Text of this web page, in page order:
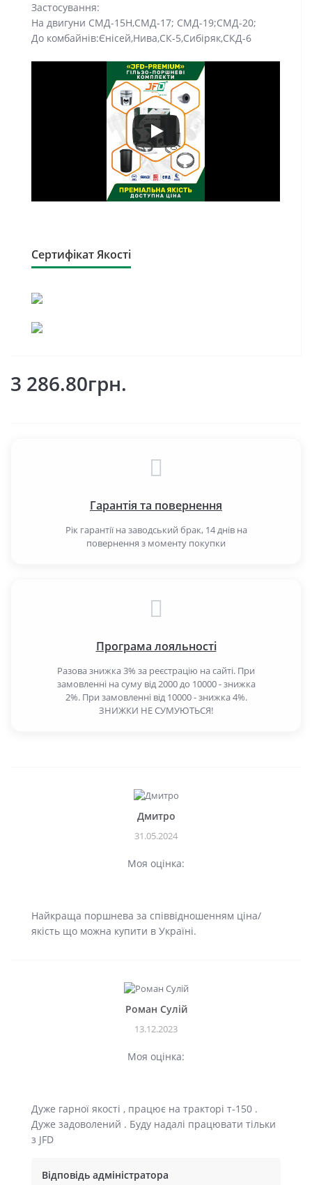
Застосування:
На двигуни СМД-15Н,СМД-17; СМД-19;СМД-20;
До комбайнів:Єнісей,Нива,СК-5,Сибіряк,СКД-6
Сертифікат Якості
3 286.80грн.
Гарантія та повернення
Рік гарантії на заводський брак, 14 днів на
повернення з моменту покупки
Програма лояльності
Разова знижка 3% за реєстрацію на сайті. При
замовленні на суму від 2000 до 10000 - знижка
2%. При замовленні від 10000 - знижка 4%.
ЗНИЖКИ НЕ СУМУЮТЬСЯ!
Дмитро
31.05.2024
Моя оцінка:
Найкраща поршнева за співвідношенням ціна/
якість що можна купити в Україні.
Роман Сулій
13.12.2023
Моя оцінка:
Дуже гарної якості , працює на тракторі т-150 .
Дуже задоволений . Буду надалі працювати тільки
з JFD
Відповідь адміністратора